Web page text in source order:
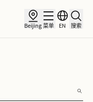
Beijing 菜单 EN 搜索